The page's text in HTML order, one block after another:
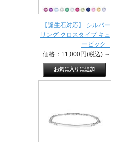
【誕生石対応】 シルバー
リング クロスタイプ キュ
ービック...
価格：11,000円(税込) ～